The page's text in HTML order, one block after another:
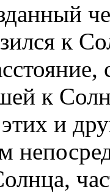
к
к
и